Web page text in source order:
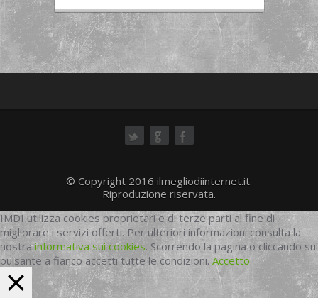
© Copyright 2016 ilmegliodiinternet.it.
Riproduzione riservata.
IMDI utilizza cookies proprietari e di terze parti al fine di
migliorare i servizi offerti. Per ulteriori informazioni consulta la
nostrainformativa sui cookies. Scorrendo la pagina o cliccando sul
pulsante a fianco accetti tutte le condizioni. Accetto